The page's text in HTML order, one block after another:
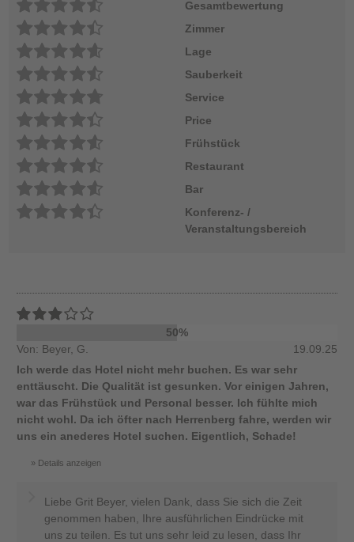
Gesamtbewertung
Zimmer
Lage
Sauberkeit
Service
Price
Frühstück
Restaurant
Bar
Konferenz- /
Veranstaltungsbereich
50%
Von: Beyer, G.
19.09.25
Ich werde das Hotel nicht mehr buchen. Es war sehr
enttäuscht. Die Qualität ist gesunken. Vor einigen Jahren,
war das Frühstück und Personal besser. Ich fühlte mich
nicht wohl. Da ich öfter nach Herrenberg fahre, werden wir
uns ein anederes Hotel suchen. Eigentlich, Schade!
Details anzeigen
Liebe Grit Beyer, vielen Dank, dass Sie sich die Zeit
genommen haben, Ihre ausführlichen Eindrücke mit
uns zu teilen. Es tut uns sehr leid zu lesen, dass Ihr